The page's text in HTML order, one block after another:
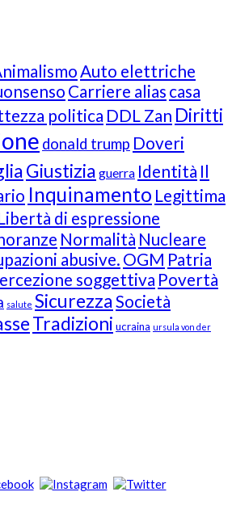
Auto elettriche
Carriere alias casa
politica DDL Zan Diritti
donald trump Doveri
Giustizia guerra Identità Il
Inquinamento Legittima
di espressione
Normalità Nucleare
abusive. OGM Patria
soggettiva Povertà
salute SicurezzaSocietà
Tradizioni ucraina ursula von der